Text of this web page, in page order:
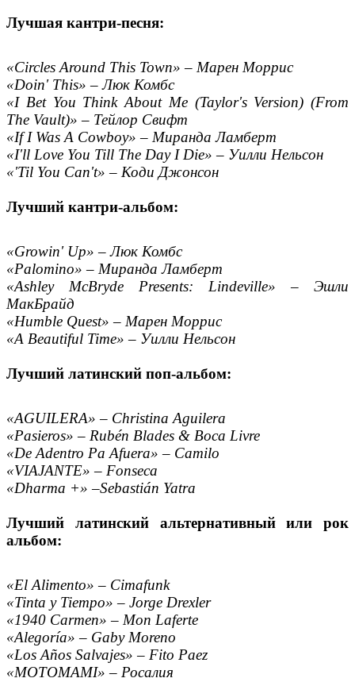
Лучшая кантри-песня:
«Circles Around This Town» – Марен Моррис
«Doin' This» – Люк Комбс
«I Bet You Think About Me (Taylor's Version) (From
The Vault)» – Тейлор Свифт
«If I Was A Cowboy» – Миранда Ламберт
«I'll Love You Till The Day I Die» – Уилли Нельсон
«'Til You Can't» – Коди Джонсон
Лучший кантри-альбом:
«Growin' Up» – Люк Комбс
«Palomino» – Миранда Ламберт
«Ashley McBryde Presents: Lindeville» – Эшли
МакБрайд
«Humble Quest» – Марен Моррис
«A Beautiful Time» – Уилли Нельсон
Лучший латинский поп-альбом:
«AGUILERA» – Christina Aguilera
«Pasieros» – Rubén Blades & Boca Livre
«De Adentro Pa Afuera» – Camilo
«VIAJANTE» – Fonseca
«Dharma +» –Sebastián Yatra
Лучший латинский альтернативный или рок
альбом:
«El Alimento» – Cimafunk
«Tinta y Tiempo» – Jorge Drexler
«1940 Carmen» – Mon Laferte
«Alegoría» – Gaby Moreno
«Los Años Salvajes» – Fito Paez
«MOTOMAMI» – Росалия